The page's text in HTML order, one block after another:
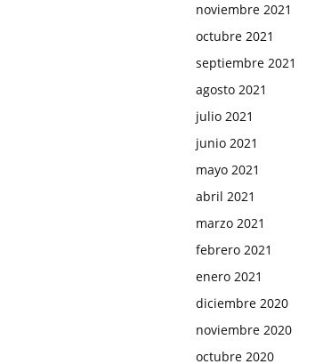
noviembre 2021
octubre 2021
septiembre 2021
agosto 2021
julio 2021
junio 2021
mayo 2021
abril 2021
marzo 2021
febrero 2021
enero 2021
diciembre 2020
noviembre 2020
octubre 2020